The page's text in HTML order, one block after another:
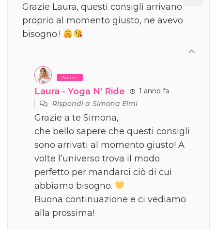
Grazie Laura, questi consigli arrivano
proprio al momento giusto, ne avevo
bisogno.!
Autore
Laura - Yoga N' Ride
1 anno fa
Rispondi aSimona Elmi
Grazie a te Simona,
che bello sapere che questi consigli
sono arrivati al momento giusto! A
volte l’universo trova il modo
perfetto per mandarci ciò di cui
abbiamo bisogno.
Buona continuazione e ci vediamo
alla prossima!